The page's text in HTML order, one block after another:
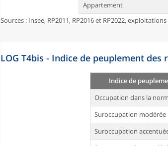
Appartement
Sources : Insee, RP2011, RP2016 et RP2022,
LOG T4bis - Indice de peuplement des
Indice de
Occupation dans la
Suroccupation modérée
Suroccupation